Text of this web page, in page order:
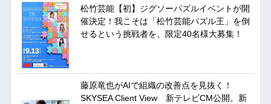
松竹芸能【初】ジグソーパズルイベントが開
催決定！我こそは「松竹芸能パズル王」を倒
せるという挑戦者を、限定40名様大募集！
藤原竜也がAIで組織の改善点を見抜く！
SKYSEA Client View 新テレビCM公開。新